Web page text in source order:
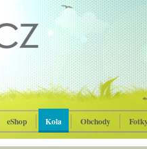
eShop Kola Obchody